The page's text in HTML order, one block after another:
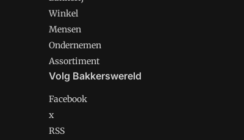
Winkel
Mensen
Ondernemen
Assortiment
Volg Bakkerswereld
Facebook
x
RSS